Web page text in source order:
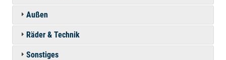
Außen
Räder & Technik
Sonstiges